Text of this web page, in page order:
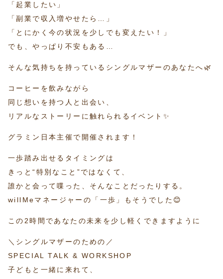
「起業したい」
「副業で収入増やせたら…」
「とにかく今の状況を少しでも変えたい！」
でも、やっぱり不安もある…
そんな気持ちを持っているシングルマザーのあなたへ🌿
コーヒーを飲みながら
同じ想いを持つ人と出会い、
リアルなストーリーに触れられるイベント✨
グラミン日本主催で開催されます！
一歩踏み出せるタイミングは
きっと“特別なこと”ではなくて、
誰かと会って喋った、そんなことだったりする。
willMeマネージャーの「一歩」もそうでした😊
この2時間であなたの未来を少し軽くできますように
＼シングルマザーのための／
SPECIAL TALK & WORKSHOP
子どもと一緒に来れて、